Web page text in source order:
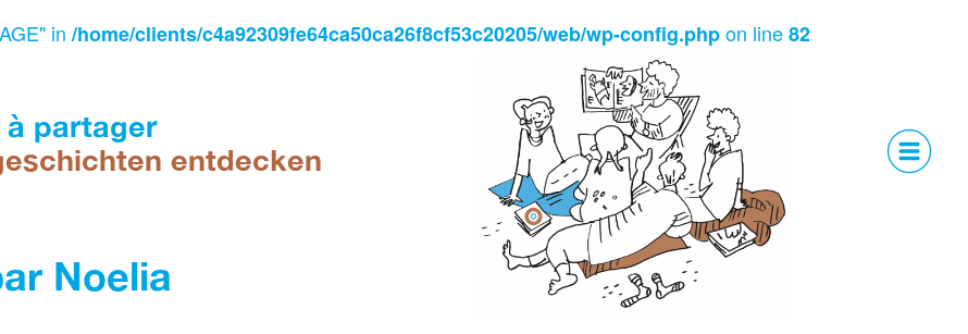
in /home/clients/c4a92309fe64ca50ca26f8cf53c20205/web/wp-config.phpon line82
partager
entdecken
Noelia